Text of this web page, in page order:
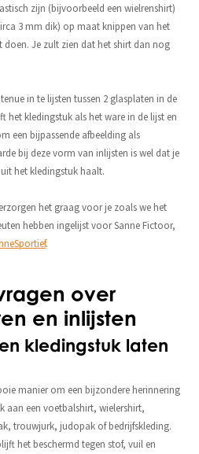
zijn (bijvoorbeeld een wielrenshirt)
3 mm dik) op maat knippen van het
doen. Je zult zien dat het shirt dan nog
in te lijsten tussen 2 glasplaten in de
het kledingstuk als het ware in de lijst en
een bijpassende afbeelding als
bij deze vorm van inlijsten is wel dat je
het kledingstuk haalt.
het graag voor je zoals we het
hebben ingelijst voor Sanne Fictoor,
.
over
en inlijsten
kledingstuk laten
manier om een bijzondere herinnering
aan een voetbalshirt, wielershirt,
trouwjurk, judopak of bedrijfskleding.
het beschermd tegen stof, vuil en